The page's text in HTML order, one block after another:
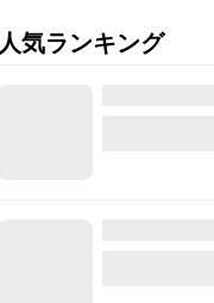
人気ランキング